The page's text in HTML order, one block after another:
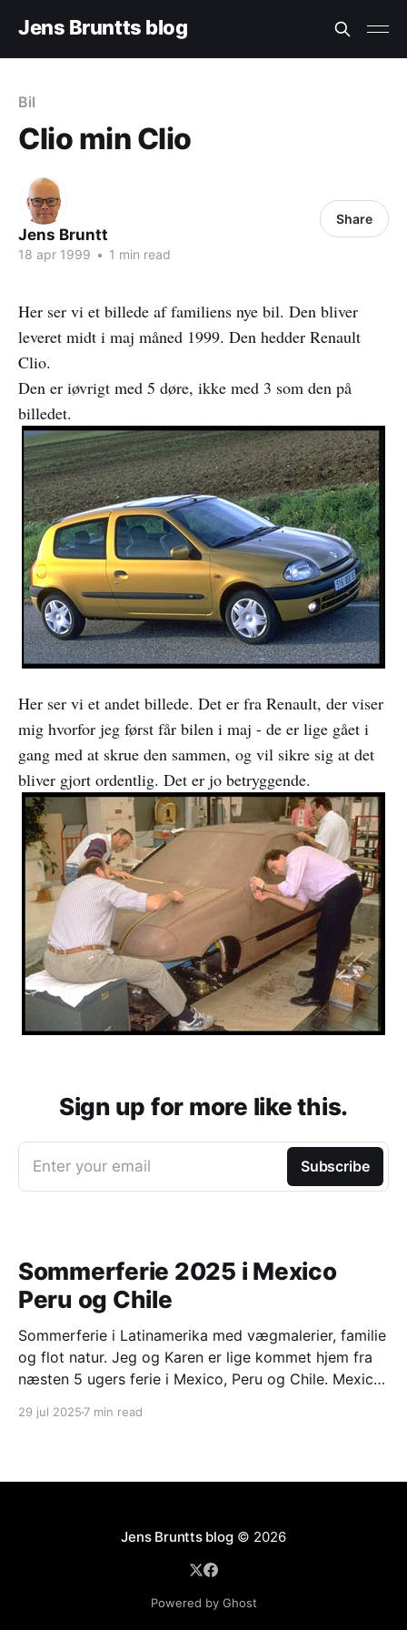
Jens Bruntts blog
Bil
Clio min Clio
Jens Bruntt
18 apr 1999 • 1 min read
Share
Her ser vi et billede af familiens nye bil. Den bliver
leveret midt i maj måned 1999. Den hedder Renault
Clio.
Den er iøvrigt med 5 døre, ikke med 3 som den på
billedet.
Her ser vi et andet billede. Det er fra Renault, der viser
mig hvorfor jeg først får bilen i maj - de er lige gået i
gang med at skrue den sammen, og vil sikre sig at det
bliver gjort ordentlig. Det er jo betryggende.
Sign up for more like this.
Enter your email Subscribe
Sommerferie 2025 i Mexico
Peru og Chile
Sommerferie i Latinamerika med vægmalerier, familie
og flot natur. Jeg og Karen er lige kommet hjem fra
næsten 5 ugers ferie i Mexico, Peru og Chile. Mexico
har været i praktik på den danske ambassade i
29 jul 2025 7 min read
Jens Bruntts blog© 2026
Powered by Ghost